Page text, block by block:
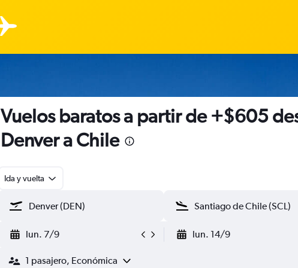
Vuelos baratos a partir de +$605
Denver a Chile
Ida y vuelta
lun. 7/9 lun. 14/9
1 pasajero, Económica